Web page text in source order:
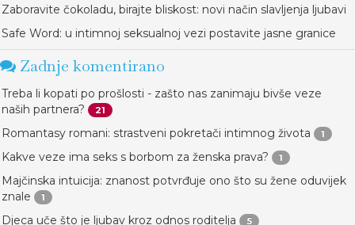
Zaboravite čokoladu, birajte bliskost: novi način slavljenja ljubavi
Safe Word: u intimnoj seksualnoj vezi postavite jasne granice
Zadnje komentirano
Treba li kopati po prošlosti - zašto nas zanimaju bivše veze
naših partnera?
21
Romantasy romani: strastveni pokretači intimnog života 1
Kakve veze ima seks s borbom za ženska prava? 1
Majčinska intuicija: znanost potvrđuje ono što su žene oduvijek
znale
1
Djeca uče što je ljubav kroz odnos roditelja 5